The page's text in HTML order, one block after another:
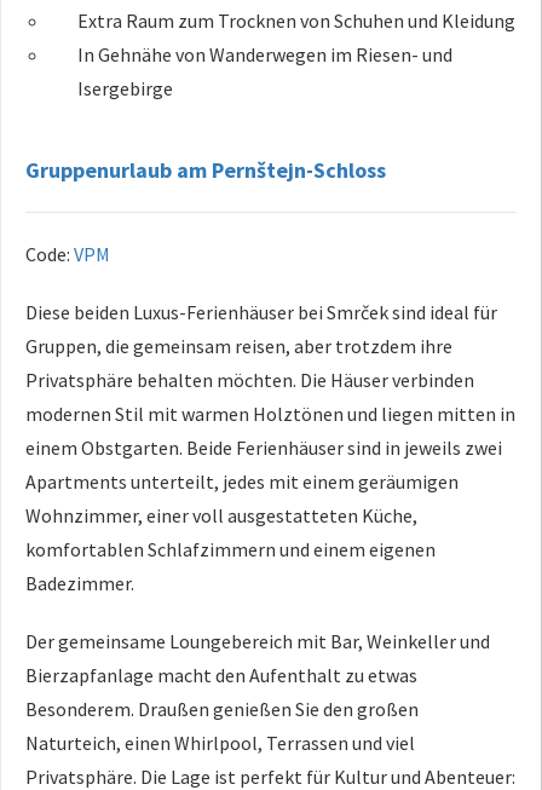
Extra Raum zum Trocknen von Schuhen und Kleidung
In Gehnähe von Wanderwegen im Riesen- und
Isergebirge
Gruppenurlaub am Pernštejn-Schloss
Code: VPM
Diese beiden Luxus-Ferienhäuser bei Smrček sind ideal für
Gruppen, die gemeinsam reisen, aber trotzdem ihre
Privatsphäre behalten möchten. Die Häuser verbinden
modernen Stil mit warmen Holztönen und liegen mitten in
einem Obstgarten. Beide Ferienhäuser sind in jeweils zwei
Apartments unterteilt, jedes mit einem geräumigen
Wohnzimmer, einer voll ausgestatteten Küche,
komfortablen Schlafzimmern und einem eigenen
Badezimmer.
Der gemeinsame Loungebereich mit Bar, Weinkeller und
Bierzapfanlage macht den Aufenthalt zu etwas
Besonderem. Draußen genießen Sie den großen
Naturteich, einen Whirlpool, Terrassen und viel
Privatsphäre. Die Lage ist perfekt für Kultur und Abenteuer: